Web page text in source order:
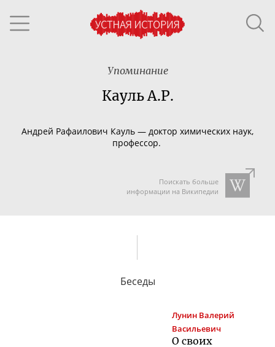
Упоминание
Кауль А.Р.
Андрей Рафаилович Кауль — доктор химических наук,
профессор.
Поискать больше
информации на Википедии
Беседы
Лунин Валерий
Васильевич
О своих